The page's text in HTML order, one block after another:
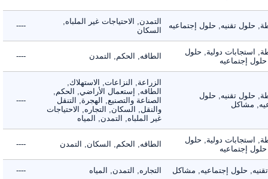
حلول تقنيه, حلول إجتماعيه
التمدن, الاحتياجات غير الملباه,
السكان
----
استجابات دولية, حلول
إجتماعيه
الطاقه, الحكم, التمدن ----
حلول تقنيه, حلول
مشاكل
الزراعة, النزاعات, الاستهلاك,
الطاقه, إستعمال الأراضي, الحكم,
الصناعة والتصنيع, الهجرة, التنقل
والنقل, السكان, التجاره, الاحتياجات
غير الملباه, التمدن, المياه
----
استجابات دولية, حلول
إجتماعيه
الطاقه, الحكم, السكان, التمدن ----
حلول إجتماعيه, مشاكل التجاره, التمدن, المياه ----